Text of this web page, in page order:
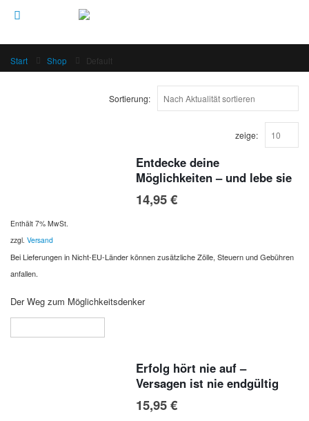
Start Shop Default
Sortierung:
zeige:
Entdecke deine
Möglichkeiten – und lebe sie
14,95€
Enthält 7% MwSt.
zzgl. Versand
Bei Lieferungen in Nicht-EU-Länder können zusätzliche Zölle, Steuern und Gebühren
anfallen.
Der Weg zum Möglichkeitsdenker
Erfolg hört nie auf –
Versagen ist nie endgültig
15,95€